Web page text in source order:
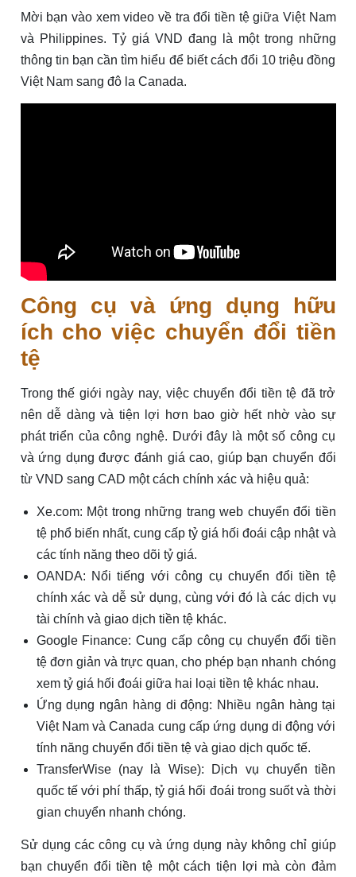
Mời bạn vào xem video về tra đổi tiền tệ giữa Việt Nam
và Philippines. Tỷ giá VND đang là một trong những
thông tin bạn cần tìm hiểu để biết cách đổi 10 triệu đồng
Việt Nam sang đô la Canada.
Công cụ và ứng dụng hữu
ích cho việc chuyển đổi tiền
tệ
Trong thế giới ngày nay, việc chuyển đổi tiền tệ đã trở
nên dễ dàng và tiện lợi hơn bao giờ hết nhờ vào sự
phát triển của công nghệ. Dưới đây là một số công cụ
và ứng dụng được đánh giá cao, giúp bạn chuyển đổi
từ VND sang CAD một cách chính xác và hiệu quả:
Xe.com: Một trong những trang web chuyển đổi tiền
tệ phổ biến nhất, cung cấp tỷ giá hối đoái cập nhật và
các tính năng theo dõi tỷ giá.
OANDA: Nổi tiếng với công cụ chuyển đổi tiền tệ
chính xác và dễ sử dụng, cùng với đó là các dịch vụ
tài chính và giao dịch tiền tệ khác.
Google Finance: Cung cấp công cụ chuyển đổi tiền
tệ đơn giản và trực quan, cho phép bạn nhanh chóng
xem tỷ giá hối đoái giữa hai loại tiền tệ khác nhau.
Ứng dụng ngân hàng di động: Nhiều ngân hàng tại
Việt Nam và Canada cung cấp ứng dụng di động với
tính năng chuyển đổi tiền tệ và giao dịch quốc tế.
TransferWise (nay là Wise): Dịch vụ chuyển tiền
quốc tế với phí thấp, tỷ giá hối đoái trong suốt và thời
gian chuyển nhanh chóng.
Sử dụng các công cụ và ứng dụng này không chỉ giúp
bạn chuyển đổi tiền tệ một cách tiện lợi mà còn đảm